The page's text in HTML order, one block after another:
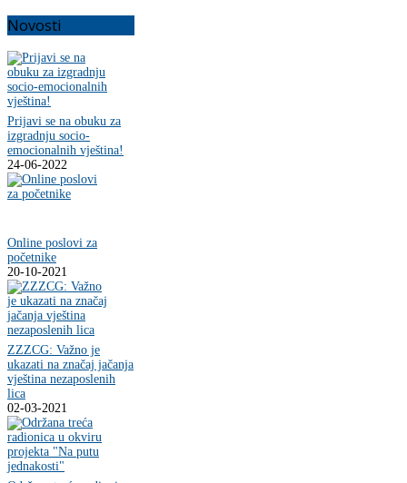
Novosti
Prijavi se na obuku za
izgradnju socio-
emocionalnih vještina!
24-06-2022
Online poslovi za
početnike
20-10-2021
ZZZCG: Važno je
ukazati na značaj jačanja
vještina nezaposlenih
lica
02-03-2021